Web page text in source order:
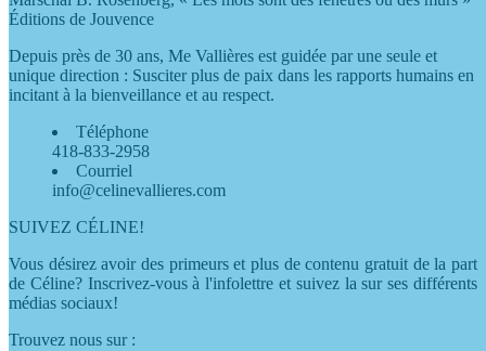
Éditions de Jouvence
Depuis près de 30 ans, Me Vallières est guidée par une seule et
unique direction : Susciter plus de paix dans les rapports humains en
incitant à la bienveillance et au respect.
Téléphone
418-833-2958
Courriel
info@celinevallieres.com
SUIVEZ CÉLINE!
Vous désirez avoir des primeurs et plus de contenu gratuit de la part
de Céline? Inscrivez-vous à l'infolettre et suivez la sur ses différents
médias sociaux!
Trouvez nous sur :